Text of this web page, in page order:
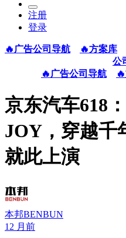
注册
登录
🔥广告公司导航 🔥方案库
公
🔥广告公司导航
京东汽车618
JOY，穿越千
就此上演
本邦BENBUN
12 月前